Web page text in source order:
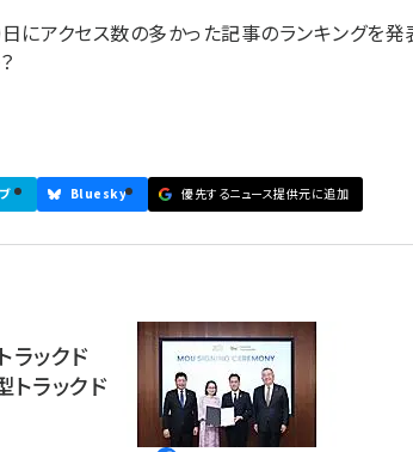
アクセス数の多かった記事のランキングを発
Bluesky 優先するニュース提供元に追加
ラックド
トラックド